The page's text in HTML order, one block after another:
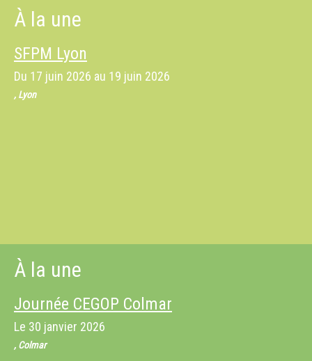
À la une
SFPM Lyon
Du 17 juin 2026 au 19 juin 2026
, Lyon
À la une
Journée CEGOP Colmar
Le 30 janvier 2026
, Colmar